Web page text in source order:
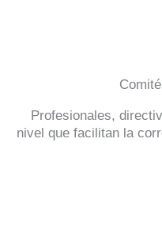
Profesionales,
nivel que facilitan la